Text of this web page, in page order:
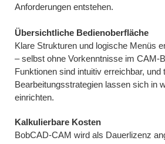
Anforderungen entstehen.
Übersichtliche Bedienoberfläche
Klare Strukturen und logische Menüs
– selbst ohne Vorkenntnisse im CAM-
Funktionen sind intuitiv erreichbar, und
Bearbeitungsstrategien lassen sich in
einrichten.
Kalkulierbare Kosten
BobCAD-CAM wird als Dauerlizenz